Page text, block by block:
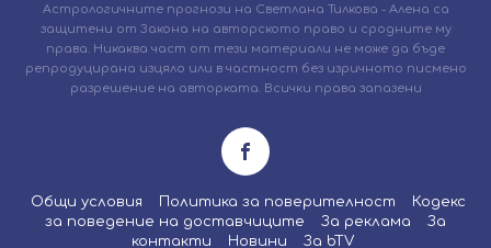
Астрологичните прогнози на Светлана Тилкова - Алена са
защитени от Закона на авторското право и сродните му
права. Никаква част от тези материали не може да бъде
репродуцирана изцяло или в частност без изричното писмено
разрешение на авторката. Всички права запазени
Общи условия Политика за поверителност
Кодекс
за поведение на доставчиците
За реклама
За
контакти
Новини За bTV